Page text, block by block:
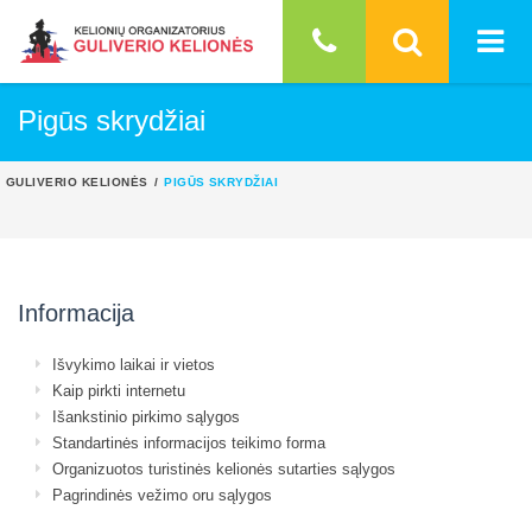
Pigūs skrydžiai
GULIVERIO KELIONĖS PIGŪS SKRYDŽIAI
Informacija
Išvykimo laikai ir vietos
Kaip pirkti internetu
Išankstinio pirkimo sąlygos
Standartinės informacijos teikimo forma
Organizuotos turistinės kelionės sutarties sąlygos
Pagrindinės vežimo oru sąlygos